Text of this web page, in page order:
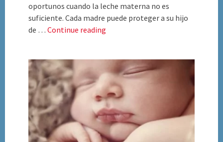
oportunos cuando la leche materna no es
suficiente. Cada madre puede proteger a su hijo
de … Continue reading
Buscar
Para
Darte
Cuenta
Si
Tu